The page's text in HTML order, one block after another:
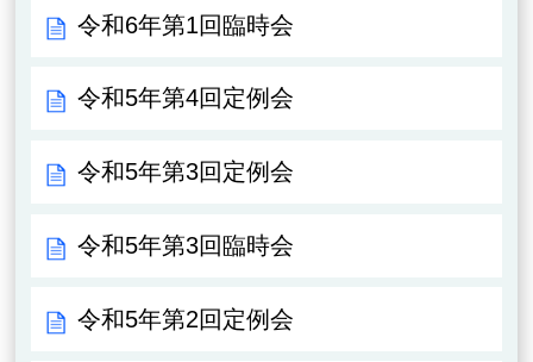
令和6年第1回臨時会
令和5年第4回定例会
令和5年第3回定例会
令和5年第3回臨時会
令和5年第2回定例会